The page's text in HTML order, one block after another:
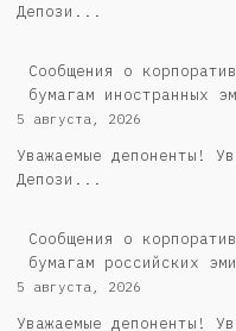
Депози...
Сообщения о
бумагам иностранных
5 августа, 2026
Уважаемые депоненты!
Депози...
Cообщения о
бумагам российских
5 августа, 2026
Уважаемые депоненты!